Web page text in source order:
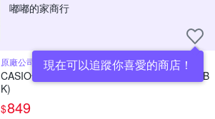
嘟嘟的家商行
現在可以追蹤你喜愛的商店！
原廠公司貨
CASIO卡西歐 12位數閃耀計算機(JW-200DQ-B
K)
$849